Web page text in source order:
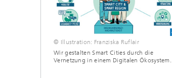
© Illustration: Franziska Ruflair
Wir gestalten Smart Cities durch die
Vernetzung in einem Digitalen Ökosystem.